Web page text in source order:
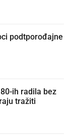
podtporođajne
ih radila bez
tražiti